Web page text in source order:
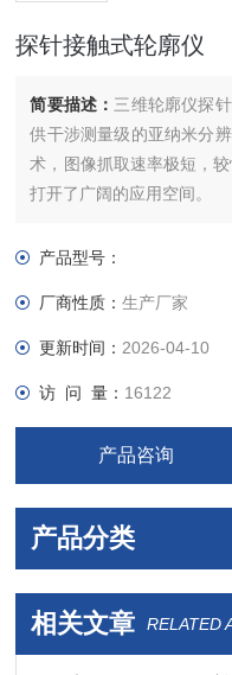
探针接触式轮廓仪
简要描述： 三维轮廓仪探
供干涉测量级的亚纳米分
术，图像抓取速率极短，
打开了广阔的应用空间。
产品型号：
厂商性质：生产厂家
更新时间： 2026-04-10
访 问 量： 16122
产品咨询
产品分类
相关文章 RELATED